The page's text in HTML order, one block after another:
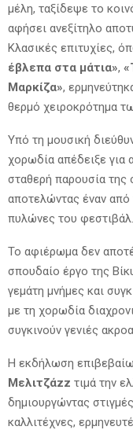
μέλη, ταξίδεψε το
αφήσει ανεξίτηλο
Κλασικές επιτυχίες,
έβλεπα στα μάτια»,
Μαρκίζα»,
θερμό χειροκρότημα
Υπό τη μουσική
χορωδία απέδειξε για
σταθερή παρουσία της
αποτελώντας έναν από
πυλώνες του φεστιβάλ.
Το αφιέρωμα δεν
σπουδαίο έργο της
γεμάτη μνήμες και
με τη χορωδία
συγκινούν γενιές
Η εκδήλωση
Μελιτζάzz τιμά την
δημιουργώντας
καλλιτέχνες,